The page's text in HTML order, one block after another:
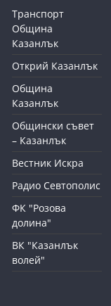
Транспорт
Община
Казанлък
Открий Казанлък
Община
Казанлък
Общински съвет
– Казанлък
Вестник Искра
Радио Севтополис
ФК "Розова
долина"
ВК "Казанлък
волей"